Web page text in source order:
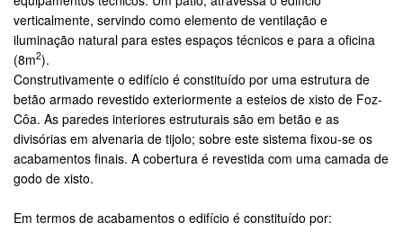
verticalmente, servindo como elemento de ventilação e
iluminação natural para estes espaços técnicos e para a oficina
(8m2).
Construtivamente o edifício é constituído por uma estrutura de
betão armado revestido exteriormente a esteios de xisto de Foz-
Côa. As paredes interiores estruturais são em betão e as
divisórias em alvenaria de tijolo; sobre este sistema fixou-se os
acabamentos finais. A cobertura é revestida com uma camada de
godo de xisto.
Em termos de acabamentos o edifício é constituído por: